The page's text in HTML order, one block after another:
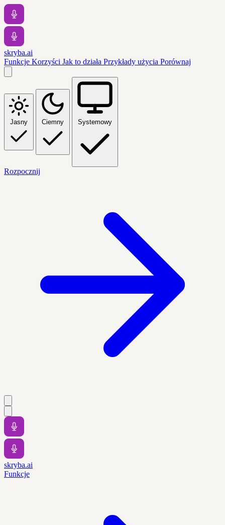
skryba.ai
Funkcje Korzyści Jak to działa Przykłady użycia Porównaj
Jasny Ciemny Systemowy
Rozpocznij
skryba.ai
Funkcje